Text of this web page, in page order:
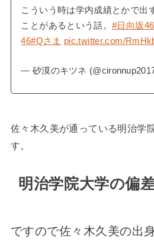
こういう時は学内成績とかで出
ことがあるという話。#日向坂46
46#Qさま pic.twitter.com/
— 砂漠のキツネ
佐々木久美が通っている明治学
す。
明治学院大学の偏
ですので佐々木久美の出